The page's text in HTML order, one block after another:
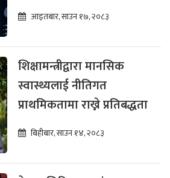
आइतबार, साउन १७, २०८३
शिक्षामन्त्रीद्वारा मानसिक
स्वास्थ्यलाई नीतिगत
प्राथमिकतामा राख्ने प्रतिबद्धता
बिहीबार, साउन १४, २०८३